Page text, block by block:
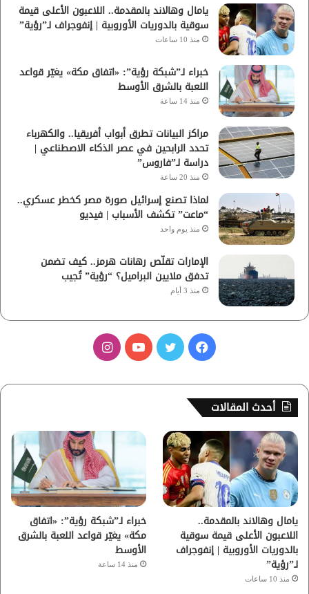
يامال وهالاند بالمقدمة.. اللاعبون الأعلى قيمة
سوقية بالدوريات الأوروبية | إنفوجراف لـ”رؤية”
منذ 10 ساعات
خبراء لـ”شبكة رؤية”: «اتفاق مكة» يغيّر قواعد
اللعبة بالشرق الأوسط
منذ 14 ساعة
مراكز البيانات تطرق أبواب أفريقيا.. والكهرباء
تحدد الرابحين في عصر الذكاء الاصطناعي |
دراسة لـ”فاروس”
منذ 20 ساعة
لماذا تصنع إسرائيل صورة مصر كخطر عسكري..
“ماعت” تكشف الأسباب | فيديو
منذ يوم واحد
الإمارات تقلّص رهانات هرمز.. كيف تضمن
تدفق ملايين البراميل؟ “رؤية” تُجيب
منذ 3 أيام
س
ب
و
ك
ي
ب
ت
ق
ر
ا
م
أحدث المقالات
يامال وهالاند بالمقدمة..
اللاعبون الأعلى قيمة سوقية
بالدوريات الأوروبية | إنفوجراف
لـ”رؤية”
منذ 10 ساعات
خبراء لـ”شبكة رؤية”: «اتفاق
مكة» يغيّر قواعد اللعبة بالشرق
الأوسط
منذ 14 ساعة